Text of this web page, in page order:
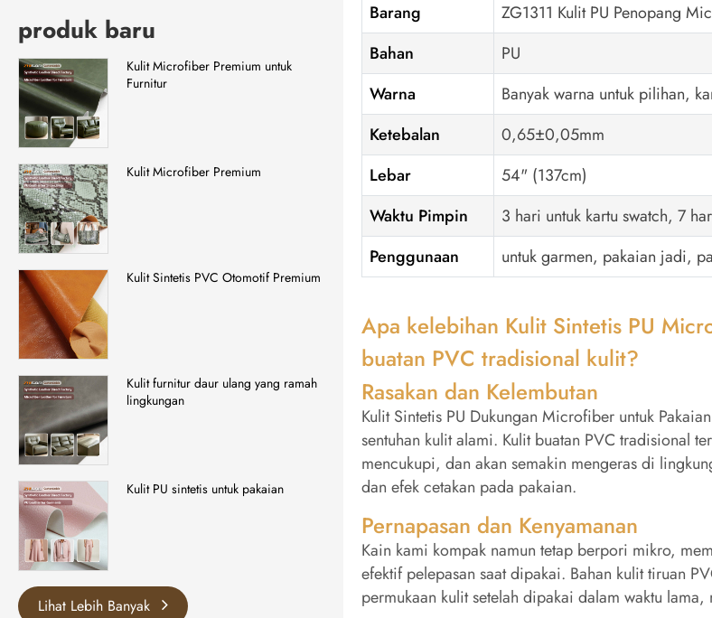
produk baru
Kulit Microfiber Premium untuk
Furnitur
Kulit Microfiber Premium
Kulit Sintetis PVC Otomotif Premium
Kulit furnitur daur ulang yang ramah
lingkungan
Kulit PU sintetis untuk pakaian
Lihat Lebih Banyak
Barang
ZG1311 Kulit PU Penopang
Bahan
PU
Warna
Banyak warna untuk pilihan,
Ketebalan
0,65±0,05mm
Lebar
54" (137cm)
Waktu Pimpin
3 hari untuk kartu swatch, 7
Penggunaan
untuk garmen, pakaian jadi,
Apa kelebihan Kulit Sintetis PU
buatan PVC tradisional kulit?
Rasakan dan Kelembutan
Kulit Sintetis PU Dukungan Microfiber untuk
sentuhan kulit alami. Kulit buatan PVC tradisional
mencukupi, dan akan semakin mengeras di
dan efek cetakan pada pakaian.
Pernapasan dan Kenyamanan
Kain kami kompak namun tetap berpori mikro,
efektif pelepasan saat dipakai. Bahan kulit tiruan
permukaan kulit setelah dipakai dalam waktu